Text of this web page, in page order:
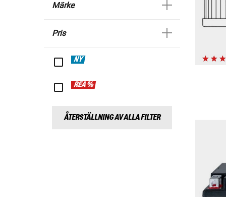
Märke
Pris
NY
REA %
ÅTERSTÄLLNING AV ALLA FILTER